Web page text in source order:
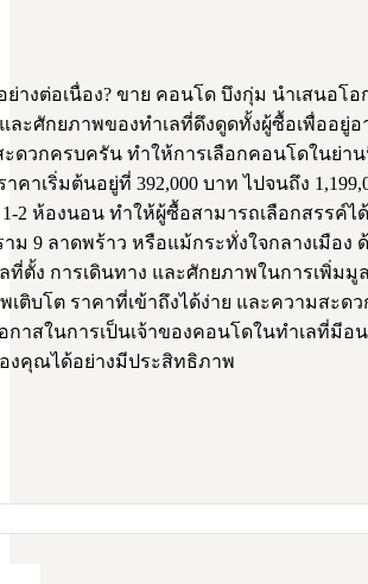
างต่อเนื่อง? ขาย คอนโด บึงกุ่ม นำเสนอ
ะศักยภาพของทำเลที่ดึงดูดทั้งผู้ซื้อเพื่ออ
วกครบครัน ทำให้การเลือกคอนโดในย่า
เริ่มต้นอยู่ที่ 392,000 บาท ไปจนถึง
2 ห้องนอน ทำให้ผู้ซื้อสามารถเลือกสรรค์
ม 9 ลาดพร้าว หรือแม้กระทั่งใจกลางเมื
ตั้ง การเดินทาง และศักยภาพในการเพิ่
ติบโต ราคาที่เข้าถึงได้ง่าย และความส
าสในการเป็นเจ้าของคอนโดในทำเลที่
งคุณได้อย่างมีประสิทธิภาพ